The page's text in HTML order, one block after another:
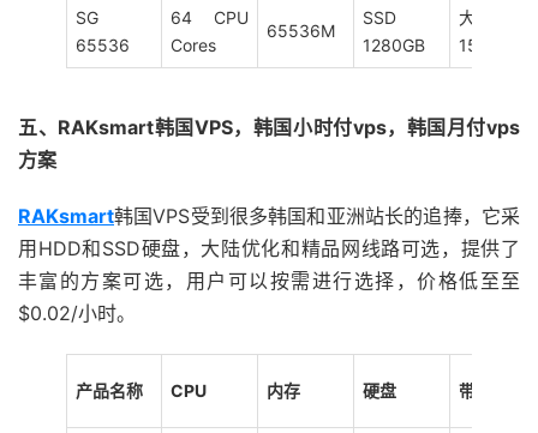
SG
65536
64 CPU
Cores
65536M
SSD
1280GB
大陆优化
15M
五、RAKsmart韩国VPS，韩国小时付vps，韩国月付vps
方案
RAKsmart韩国VPS受到很多韩国和亚洲站长的追捧，它采
用HDD和SSD硬盘，大陆优化和精品网线路可选，提供了
丰富的方案可选，用户可以按需进行选择，价格低至至
$0.02/小时。
产品名称 CPU 内存 硬盘 带宽